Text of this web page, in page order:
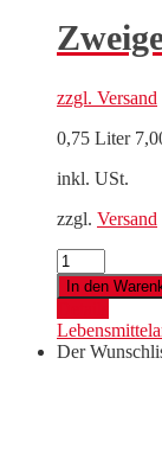
zzgl. Versand
0,75 Liter
inkl. USt.
zzgl. Versand
Zweigelt
Seestern
2024
Menge
In den
Der